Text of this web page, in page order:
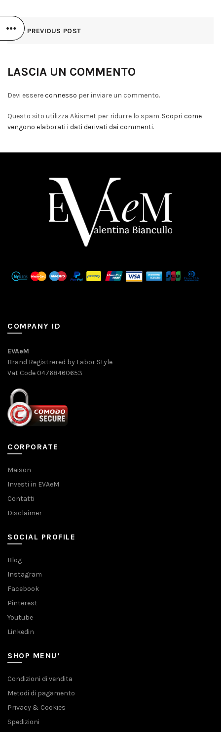
PREVIOUS POST
LASCIA UN COMMENTO
Devi essereconnesso per inviare un commento.
Questo sito utilizza Akismet per ridurre lo spam. Scopri come
vengono elaborati i dati derivati dai commenti.
COMPANY ID
EVAeM
Brand Registrered by Labor Style
Vat Code 04768460653
CORPORATE
Maison
Investi in EVAeM
Contatti
Disclaimer
SOCIAL PROFILE
Blog
Instagram
Facebook
Pinterest
Youtube
Linkedin
SHOP MENU’
Condizioni di vendita
Metodi di pagamento
Privacy & Cookies
Spedizioni